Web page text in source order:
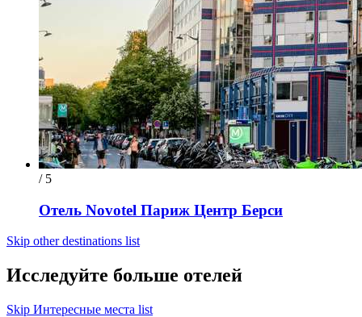
/ 5
Отель Novotel Париж Центр Берси
Skip other destinations list
Исследуйте больше отелей
Skip Интересные места list